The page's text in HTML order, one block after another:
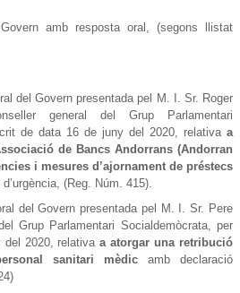
amb resposta oral, (segons llistat
del Govern presentada pel M. I. Sr. Roger
general del Grup Parlamentari
de data 16 de juny del 2020, relativa a
de Bancs Andorrans (Andorran
i mesures d’ajornament de préstecs
(Reg. Núm. 415).
del Govern presentada pel M. I. Sr. Pere
Grup Parlamentari Socialdemòcrata, per
del 2020, relativaaatorgar una retribució
sanitari mèdic
amb declaració